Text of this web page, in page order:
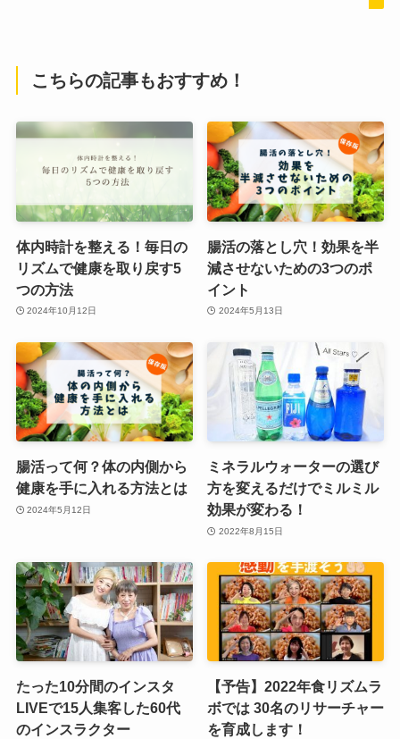
こちらの記事もおすすめ！
体内時計を整える！毎日の
リズムで健康を取り戻す5
つの方法
2024年10月12日
腸活の落とし穴！効果を半
減させないための3つのポ
イント
2024年5月13日
腸活って何？体の内側から
健康を手に入れる方法とは
2024年5月12日
ミネラルウォーターの選び
方を変えるだけでミルミル
効果が変わる！
2022年8月15日
たった10分間のインスタ
LIVEで15人集客した60代
のインスラクター
【予告】2022年食リズムラ
ボでは 30名のリサーチャー
を育成します！